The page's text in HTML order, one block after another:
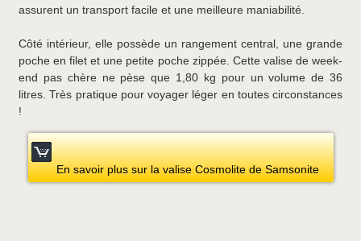
assurent un transport facile et une meilleure maniabilité.
Côté intérieur, elle possède un rangement central, une grande
poche en filet et une petite poche zippée. Cette valise de week-
end pas chère ne pèse que 1,80 kg pour un volume de 36
litres. Très pratique pour voyager léger en toutes circonstances
!
En savoir plus sur la valise Cosmolite de Samsonite